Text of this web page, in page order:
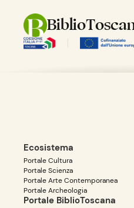
Ecosistema
Portale Cultura
Portale Scienza
Portale Arte Contemporanea
Portale Archeologia
Portale BiblioToscana